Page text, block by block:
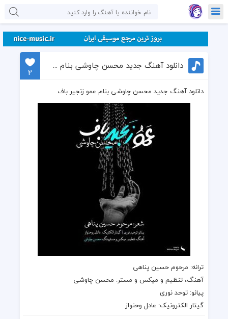
دانلود آهنگ جدید محسن چاوشی بنام عمو زنجیر باف
2
دانلود آهنگ جدید محسن چاوشی بنام عمو زنجیر باف
ترانه: مرحوم حسین پناهی
آهنگ، تنظیم و میکس و مستر: محسن چاوشی
پیانو: توحد نوری
گیتار الکترونیک: عادل وحنواز